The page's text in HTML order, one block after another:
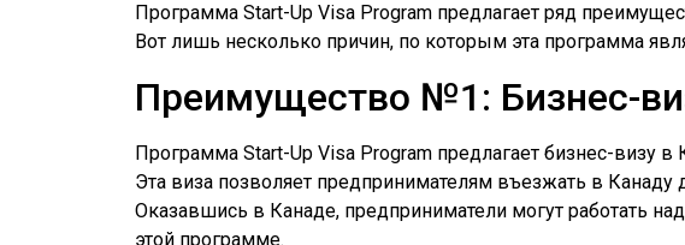
Программа Start-Up Visa Program предлагает ряд
Вот лишь несколько причин, по которым эта программа
Преимущество №1: Бизнес-
Программа Start-Up Visa Program предлагает бизнес-визу
Эта виза позволяет предпринимателям въезжать в Канаду
Оказавшись в Канаде, предприниматели могут работать
этой программе.